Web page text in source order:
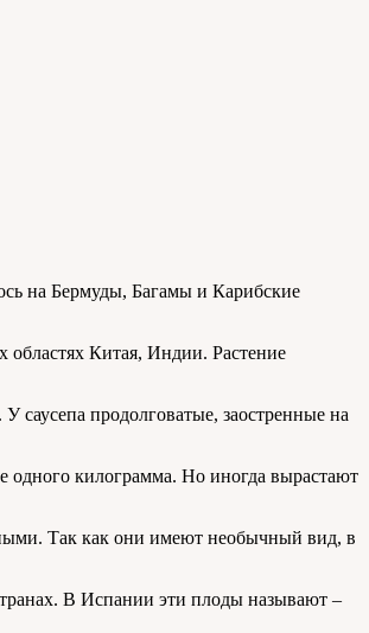
на Бермуды, Багамы и Карибские
Китая, Индии. Растение
саусепа продолговатые, заостренные на
одного килограмма. Но иногда вырастают
Так как они имеют необычный вид, в
В Испании эти плоды называют –